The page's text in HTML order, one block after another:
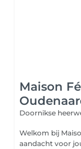
Maison
Doornikse
Welkom bij Maison Fébelle Een
aandacht voor jou. Bij Maison Fébelle verzorg ik je met